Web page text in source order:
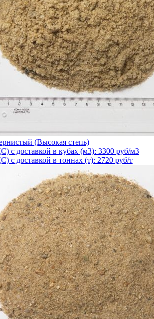
(Высокая степь)
с доставкой в кубах (м3): 3300 руб/м3
с доставкой в тоннах (т): 2720 руб/т